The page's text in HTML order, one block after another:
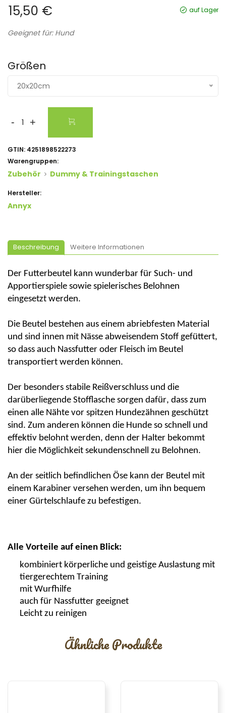
15,50 € auf Lager
Geeignet für: Hund
Größen
20x20cm
- +
GTIN: 4251898522273
Warengruppen:
Zubehör Dummy & Trainingstaschen
Hersteller:
Annyx
Beschreibung Weitere Informationen
Der Futterbeutel kann wunderbar für Such- und
Apportierspiele sowie spielerisches Belohnen
eingesetzt werden.
Die Beutel bestehen aus einem abriebfesten Material
und sind innen mit Nässe abweisendem Stoff gefüttert,
so dass auch Nassfutter oder Fleisch im Beutel
transportiert werden können.
Der besonders stabile Reißverschluss und die
darüberliegende Stofflasche sorgen dafür, dass zum
einen alle Nähte vor spitzen Hundezähnen geschützt
sind. Zum anderen können die Hunde so schnell und
effektiv belohnt werden, denn der Halter bekommt
hier die Möglichkeit sekundenschnell zu Belohnen.
An der seitlich befindlichen Öse kann der Beutel mit
einem Karabiner versehen werden, um ihn bequem
einer Gürtelschlaufe zu befestigen.
Alle Vorteile auf einen Blick:
kombiniert körperliche und geistige Auslastung mit
tiergerechtem Training
mit Wurfhilfe
auch für Nassfutter geeignet
Leicht zu reinigen
Ähnliche Produkte